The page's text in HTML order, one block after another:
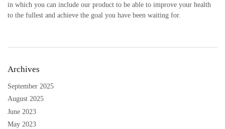
in which you can include our product to be able to improve your health
to the fullest and achieve the goal you have been waiting for.
Archives
September 2025
August 2025
June 2023
May 2023